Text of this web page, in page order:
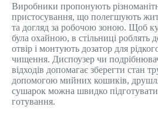
Виробники пропонують
пристосування, що полегшують
та догляд за робочою зоною. Щоб
була охайною, в стільниці роблять
отвір і монтують дозатор для
чищення. Диспоузер чи
відходів допомагає зберегти стан
допомогою мийних кошиків,
сушарок можна швидко
готування.